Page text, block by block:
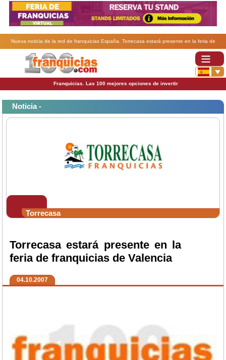
Nueva noticia de la red de franquicias España. Torrecasa estará presente en la feria de
Franquicias. Las 100 mejores opciones de invertir
Noticia -
Torrecasa
Torrecasa estará presente en la
feria de franquicias de Valencia
04.10.2007